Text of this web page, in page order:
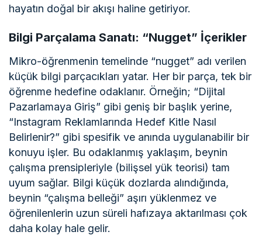
hayatın doğal bir akışı haline getiriyor.
Bilgi Parçalama Sanatı: “Nugget” İçerikler
Mikro-öğrenmenin temelinde “nugget” adı verilen
küçük bilgi parçacıkları yatar. Her bir parça, tek bir
öğrenme hedefine odaklanır. Örneğin; “Dijital
Pazarlamaya Giriş” gibi geniş bir başlık yerine,
“Instagram Reklamlarında Hedef Kitle Nasıl
Belirlenir?” gibi spesifik ve anında uygulanabilir bir
konuyu işler. Bu odaklanmış yaklaşım, beynin
çalışma prensipleriyle (bilişsel yük teorisi) tam
uyum sağlar. Bilgi küçük dozlarda alındığında,
beynin “çalışma belleği” aşırı yüklenmez ve
öğrenilenlerin uzun süreli hafızaya aktarılması çok
daha kolay hale gelir.